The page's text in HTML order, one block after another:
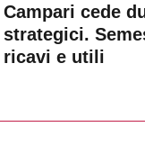
Campari cede
strategici.
ricavi e utili